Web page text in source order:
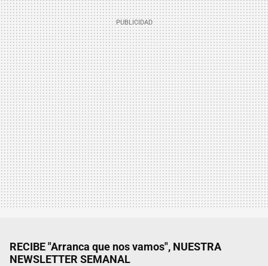
RECIBE "Arranca que nos vamos", NUESTRA
NEWSLETTER SEMANAL